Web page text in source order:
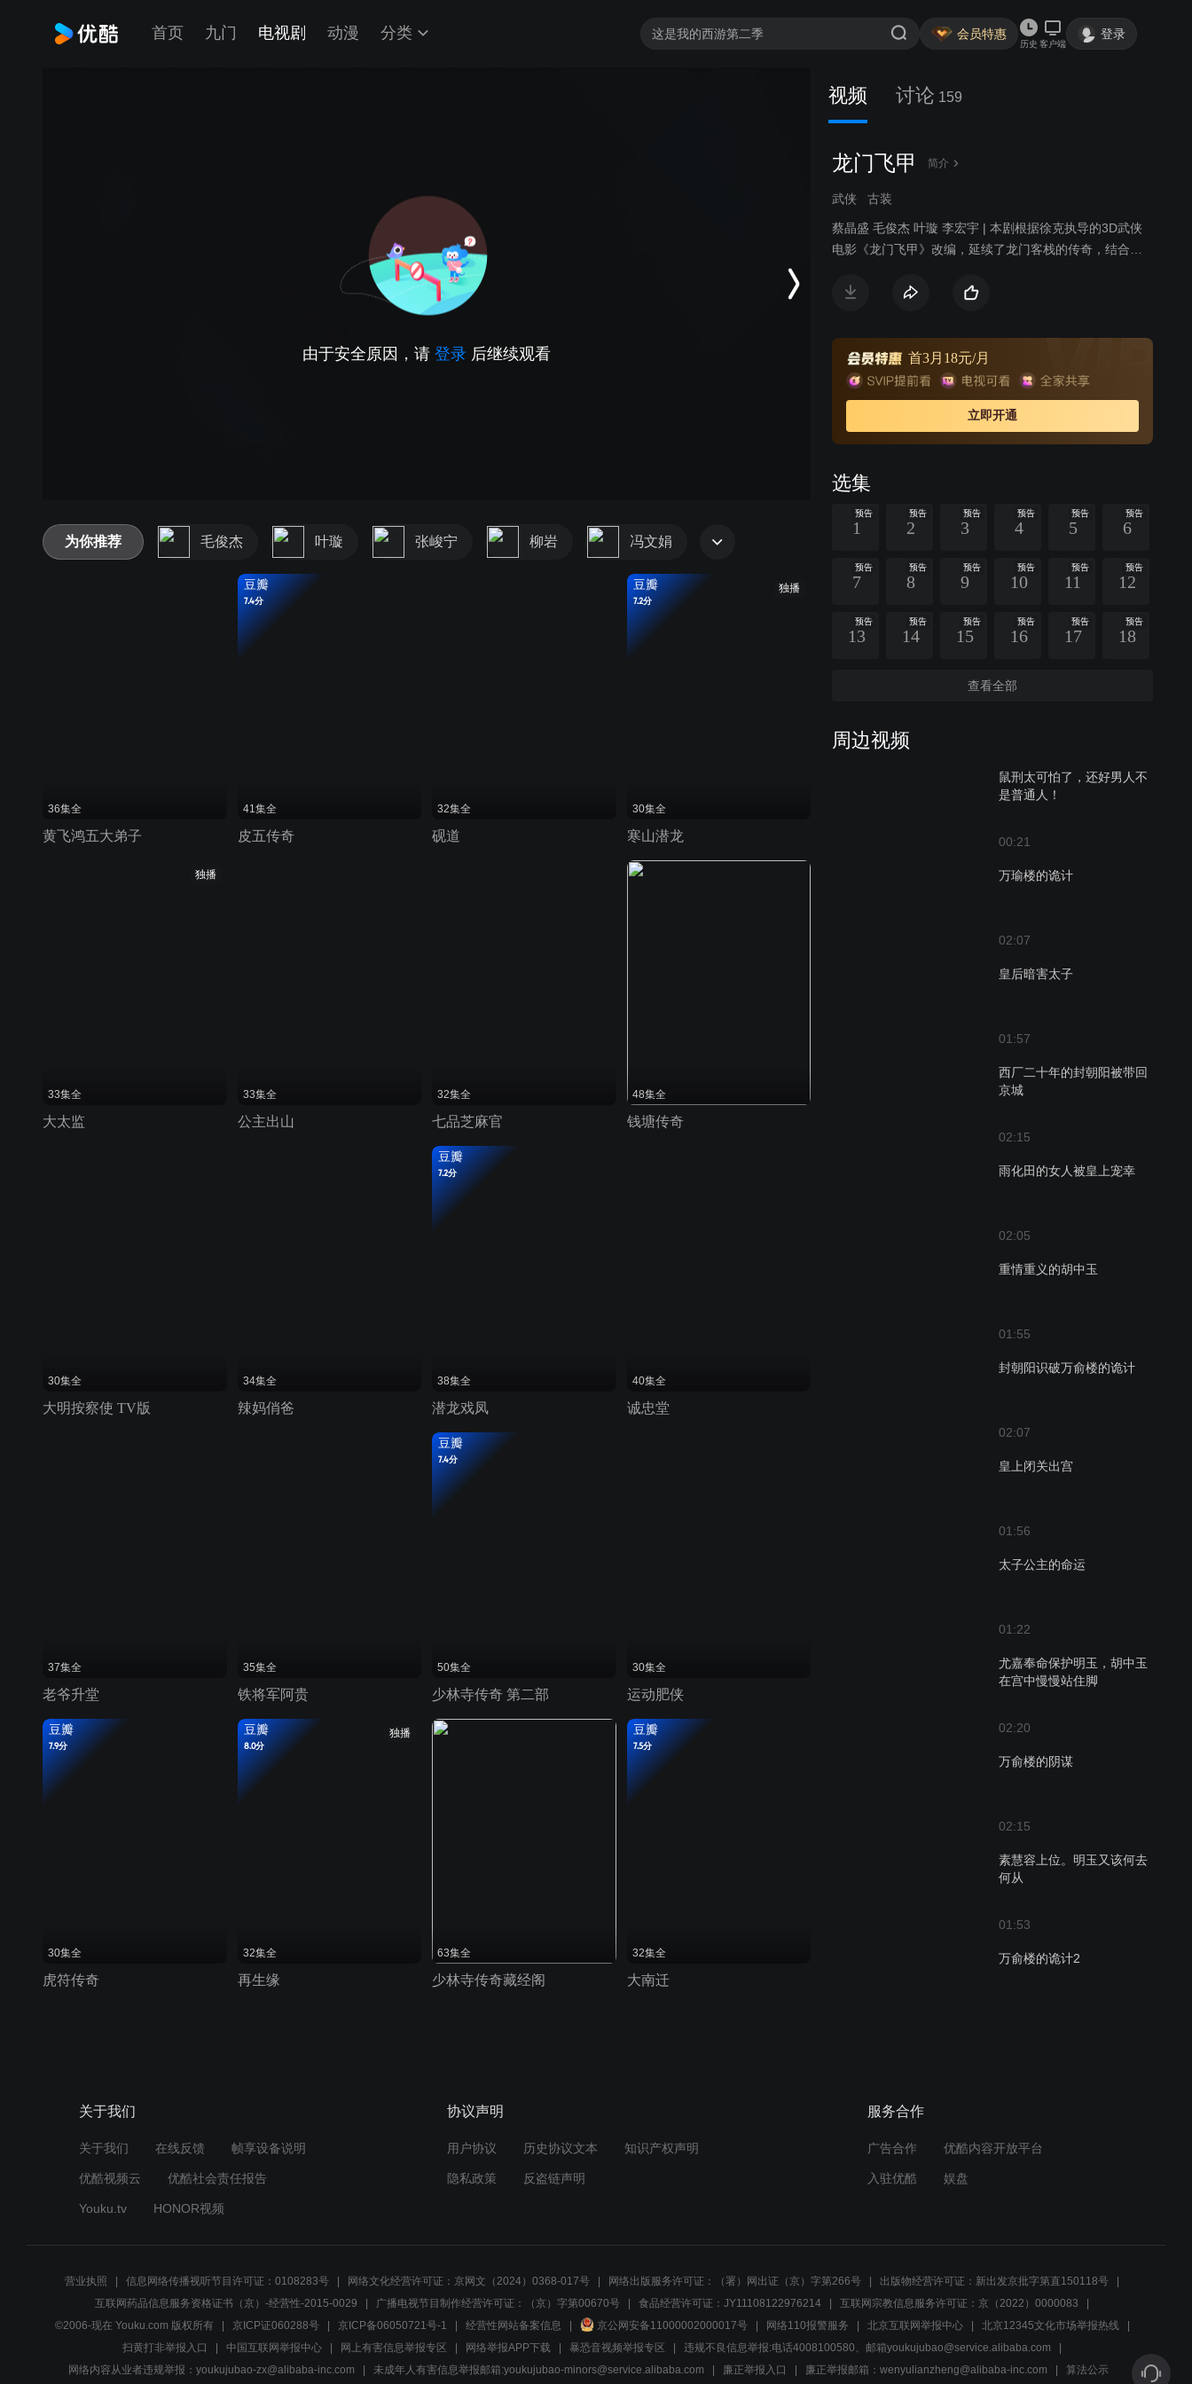
首页 九门 电视剧 动漫 分类 会员特惠
历史 客户端
登录
由于安全原因，请 登录 后继续观看
视频 讨论 159
龙门飞甲 简介
武侠 古装
蔡晶盛 毛俊杰 叶璇 李宏宇 | 本剧根据徐克执导的3D武侠
电影《龙门飞甲》改编，延续了龙门客栈的传奇，结合了
湖，又是一段腥血雨，勾心斗角的深宫谍影。
首3月18元/月
立即开通
选集
预告
1
预告
2
预告
3
预告
4
预告
5
预告
6
预告
7
预告
8
预告
9
预告
10
预告
11
预告
12
预告
13
预告
14
预告
15
预告
16
预告
17
预告
18
查看全部
周边视频
鼠刑太可怕了，还好男人不
是普通人！
00:21
万瑜楼的诡计
02:07
皇后暗害太子
01:57
西厂二十年的封朝阳被带回
京城
02:15
雨化田的女人被皇上宠幸
02:05
重情重义的胡中玉
01:55
封朝阳识破万俞楼的诡计
02:07
皇上闭关出宫
01:56
太子公主的命运
01:22
尤嘉奉命保护明玉，胡中玉
在宫中慢慢站住脚
02:20
万俞楼的阴谋
02:15
素慧容上位。明玉又该何去
何从
01:53
万俞楼的诡计2
沉不住气的马天佑
举动
00:55
太医“悬丝诊脉”，查出娘娘
病情，却不让下属说出来
为你推荐 毛俊杰 叶璇 张峻宁 柳岩 冯文娟
36集全
黄飞鸿五大弟子
豆瓣
7.4分
41集全
皮五传奇
32集全
砚道
独播
豆瓣
7.2分
30集全
寒山潜龙
独播
33集全
大太监
33集全
公主出山
32集全
七品芝麻官
48集全
钱塘传奇
30集全
大明按察使 TV版
34集全
辣妈俏爸
豆瓣
7.2分
38集全
潜龙戏凤
40集全
诚忠堂
37集全
老爷升堂
35集全
铁将军阿贵
豆瓣
7.4分
50集全
少林寺传奇 第二部
30集全
运动肥侠
豆瓣
7.9分
30集全
虎符传奇
独播
豆瓣
8.0分
32集全
再生缘
63集全
少林寺传奇藏经阁
豆瓣
7.5分
32集全
大南迁
关于我们
关于我们 在线反馈 帧享设备说明
优酷视频云 优酷社会责任报告
Youku.tv HONOR视频
协议声明
用户协议 历史协议文本 知识产权声明
隐私政策 反盗链声明
服务合作
广告合作 优酷内容开放平台
入驻优酷 娱盘
营业执照 信息网络传播视听节目许可证：0108283号 网络文化经营许可证：京网文（2024）0368-017号 网络出版服务许可证：（署）网出证（京）字第266号
出版物经营许可证：新出发京批字第直150118号
互联网药品信息服务资格证书（京）-经营性-2015-0029
广播电视节目制作经营许可证：（京）字第00670号 食品经营许可证：JY11108122976214
互联网宗教信息服务许可证：京（2022）0000083
©2006-现在 Youku.com 版权所有
京ICP证060288号 京ICP备06050721号-1 经营性网站备案信息 京公网安备11000002000017号 网络110报警服务 北京互联网举报中心
北京12345文化市场举报热线
扫黄打非举报入口
中国互联网举报中心 网上有害信息举报专区 网络举报APP下载 暴恐音视频举报专区
违规不良信息举报:电话4008100580、邮箱youkujubao@service.alibaba.com
网络内容从业者违规举报：youkujubao-zx@alibaba-inc.com
未成年人有害信息举报邮箱:youkujubao-minors@service.alibaba.com 廉正举报入口 廉正举报邮箱：wenyulianzheng@alibaba-inc.com 算法公示